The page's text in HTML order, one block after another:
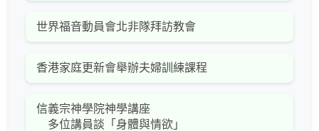
世界福音動員會北非隊拜訪教會
香港家庭更新會舉辦夫婦訓練課程
信義宗神學院神學講座
多位講員談「身體與情欲」